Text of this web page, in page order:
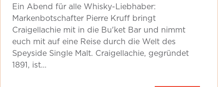
Ein Abend für alle Whisky-Liebhaber:
Markenbotschafter Pierre Kruff bringt
Craigellachie mit in die Bu'ket Bar und nimmt
euch mit auf eine Reise durch die Welt des
Speyside Single Malt. Craigellachie, gegründet
1891, ist…